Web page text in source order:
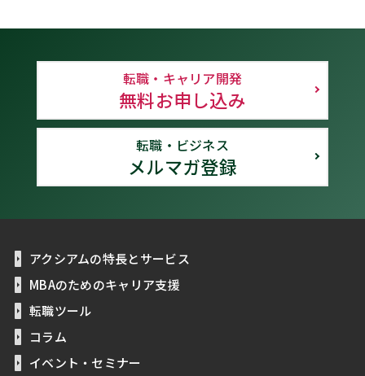
転職・キャリア開発
無料お申し込み
転職・ビジネス
メルマガ登録
アクシアムの特長とサービス
MBAのためのキャリア支援
転職ツール
コラム
イベント・セミナー